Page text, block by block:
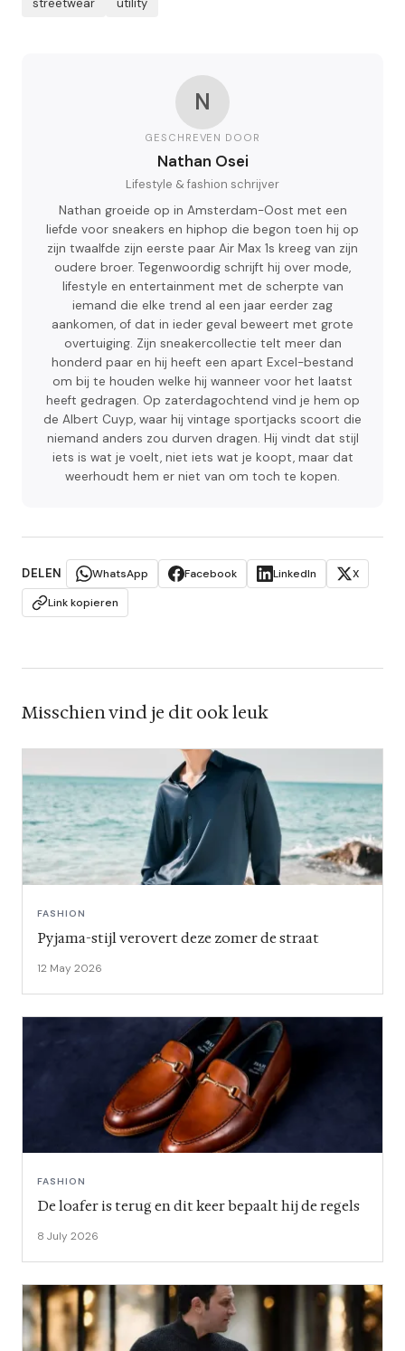
N
GESCHREVEN DOOR
Nathan Osei
Lifestyle & fashion schrijver
Nathan groeide op in Amsterdam-Oost met een
liefde voor sneakers en hiphop die begon toen hij op
zijn twaalfde zijn eerste paar Air Max 1s kreeg van zijn
oudere broer. Tegenwoordig schrijft hij over mode,
lifestyle en entertainment met de scherpte van
iemand die elke trend al een jaar eerder zag
aankomen, of dat in ieder geval beweert met grote
overtuiging. Zijn sneakercollectie telt meer dan
honderd paar en hij heeft een apart Excel-bestand
om bij te houden welke hij wanneer voor het laatst
heeft gedragen. Op zaterdagochtend vind je hem op
de Albert Cuyp, waar hij vintage sportjacks scoort die
niemand anders zou durven dragen. Hij vindt dat stijl
iets is wat je voelt, niet iets wat je koopt, maar dat
weerhoudt hem er niet van om toch te kopen.
DELEN WhatsApp Facebook LinkedIn
X
Link kopieren
Misschien vind je dit ook leuk
FASHION
Pyjama-stijl verovert deze zomer de straat
12 May 2026
FASHION
De loafer is terug en dit keer bepaalt hij de regels
8 July 2026